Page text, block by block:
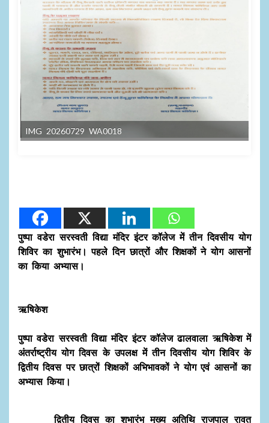
IMG 20260729 WA0018
पुष्पा वडेरा सरस्वती विद्या मंदिर इंटर कॉलेज में तीन दिवसीय योग
शिविर का शुभारंभ। पहले दिन छात्रों और शिक्षकों ने योग आसनों
का किया अभ्यास।
ऋषिकेश
पुष्पा वडेरा सरस्वती विद्या मंदिर इंटर कॉलेज ढालवाला ऋषिकेश में
अंतर्राष्ट्रीय योग दिवस के उपलक्ष में तीन दिवसीय योग शिविर के
द्वितीय दिवस पर छात्रों शिक्षकों अभिभावकों ने योग एवं आसनों का
अभ्यास किया।
द्वितीय दिवस का शुभारंभ मुख्य अतिथि राजपाल रावत